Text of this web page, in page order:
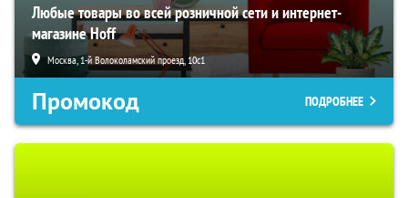
Любые товары во всей розничной сети и интернет-
магазине Hoff
Москва, 1-й Волоколамский проезд, 10с1
Промокод ПОДРОБНЕЕ